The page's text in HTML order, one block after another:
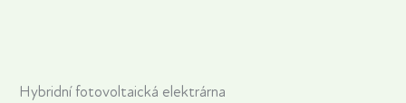
Hybridní fotovoltaická elektrárna